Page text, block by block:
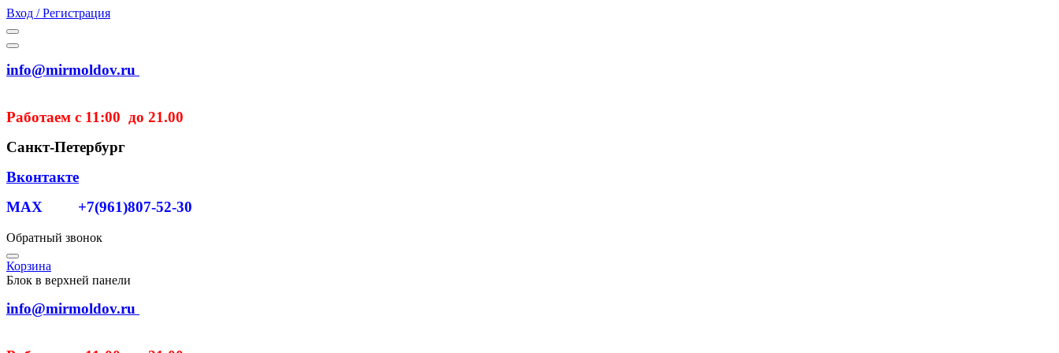
Вход / Регистрация
info@mirmoldov.ru
Работаем с 11:00 до 21.00
Санкт-Петербург
Вконтакте
MAX +7(961)807-52-30
Обратный звонок
Корзина
Блок в верхней панели
info@mirmoldov.ru